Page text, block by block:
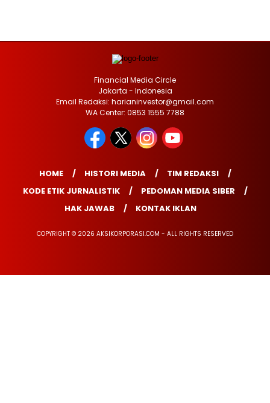
Financial Media Circle
Jakarta - Indonesia
Email Redaksi: harianinvestor@gmail.com
WA Center: 0853 1555 7788
HOME HISTORI MEDIA
TIM REDAKSI
KODE ETIK JURNALISTIK
PEDOMAN MEDIA SIBER
HAK JAWAB
KONTAK IKLAN
COPYRIGHT © 2026 AKSIKORPORASI.COM - ALL RIGHTS RESERVED